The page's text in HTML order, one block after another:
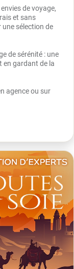
de voyage,
et sans
sélection de
de sérénité : une
en gardant de la
agence ou sur